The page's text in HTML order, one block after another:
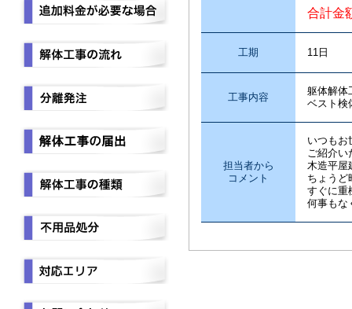
合計金
工期 11日
工事内容
躯体解
ベスト検
担当者から
コメント
いつもお
ご紹介い
木造平屋
ちょうど
すぐに重
何事もな